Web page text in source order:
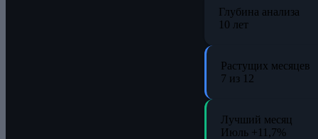
Глубина анализа
10 лет
Растущих месяцев
7 из 12
Лучший месяц
Июль +11,7%